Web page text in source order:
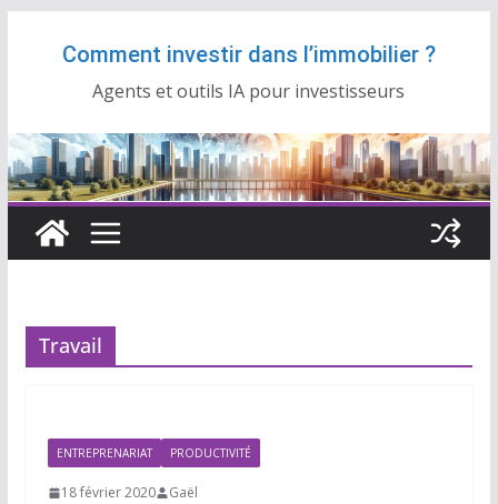
Comment investir dans l’immobilier ?
Agents et outils IA pour investisseurs
Travail
ENTREPRENARIAT PRODUCTIVITÉ
18 février 2020 Gaël